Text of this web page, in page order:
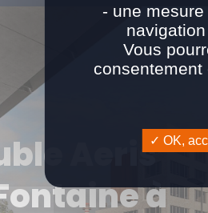
Aeris
à
- une
Vous
OK,